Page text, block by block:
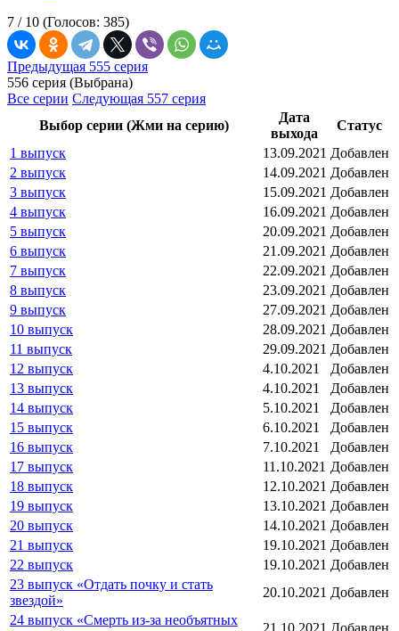
7 / 10 (Голосов: 385)
Предыдущая 555 серия
556 серия (Выбрана)
Все серии Следующая 557 серия
Выбор серии (Жми на серию)
Дата
выхода
Статус
1 выпуск
13.09.2021 Добавлен
2 выпуск
14.09.2021 Добавлен
3 выпуск
15.09.2021 Добавлен
4 выпуск
16.09.2021 Добавлен
5 выпуск
20.09.2021 Добавлен
6 выпуск
21.09.2021 Добавлен
7 выпуск
22.09.2021 Добавлен
8 выпуск
23.09.2021 Добавлен
9 выпуск
27.09.2021 Добавлен
10 выпуск
28.09.2021 Добавлен
11 выпуск
29.09.2021 Добавлен
12 выпуск
4.10.2021
Добавлен
13 выпуск
4.10.2021
Добавлен
14 выпуск
5.10.2021
Добавлен
15 выпуск
6.10.2021
Добавлен
16 выпуск
7.10.2021
Добавлен
17 выпуск
11.10.2021 Добавлен
18 выпуск
12.10.2021 Добавлен
19 выпуск
13.10.2021 Добавлен
20 выпуск
14.10.2021 Добавлен
21 выпуск
19.10.2021 Добавлен
22 выпуск
19.10.2021 Добавлен
23 выпуск «Отдать почку и стать
звездой»
20.10.2021 Добавлен
24 выпуск «Смерть из-за необъятных
21.10.2021 Добавлен